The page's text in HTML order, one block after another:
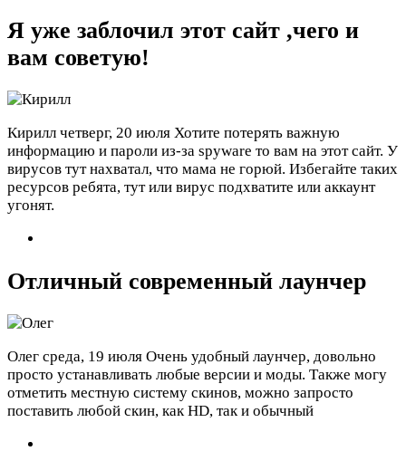
Я уже заблочил этот сайт ,чего и
вам советую!
Кирилл четверг, 20 июля Хотите потерять важную
информацию и пароли из-за spyware то вам на этот сайт. У
вирусов тут нахватал, что мама не горюй. Избегайте таких
ресурсов ребята, тут или вирус подхватите или аккаунт
угонят.
Отличный современный лаунчер
Олег среда, 19 июля Очень удобный лаунчер, довольно
просто устанавливать любые версии и моды. Также могу
отметить местную систему скинов, можно запросто
поставить любой скин, как HD, так и обычный